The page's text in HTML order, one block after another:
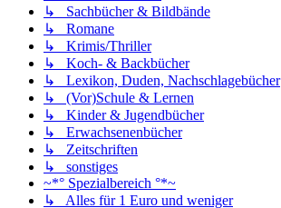
↳ Sachbücher & Bildbände
↳ Romane
↳ Krimis/Thriller
↳ Koch- & Backbücher
↳ Lexikon, Duden, Nachschlagebücher
↳ (Vor)Schule & Lernen
↳ Kinder & Jugendbücher
↳ Erwachsenenbücher
↳ Zeitschriften
↳ sonstiges
~*° Spezialbereich °*~
↳ Alles für 1 Euro und weniger